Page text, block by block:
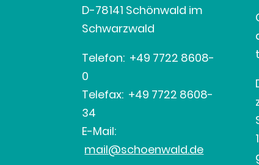
D-78141 Schönwald im
Schwarzwald
Telefon: +49 7722 8608-
0
Telefax: +49 7722 8608-
34
E-Mail:
mail@schoenwald.de